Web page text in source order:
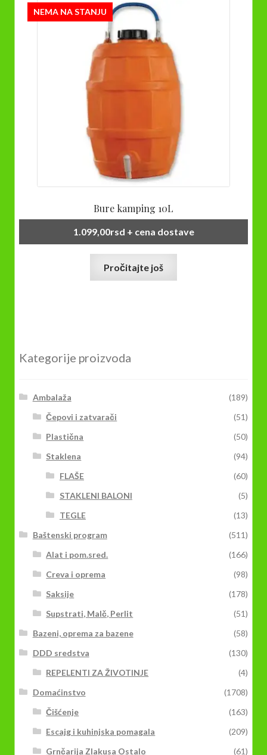
NEMA NA STANJU
Bure kamping 10L
1.099,00rsd + cena dostave
Pročitajte još
Kategorije proizvoda
Ambalaža
(189)
Čepovi i zatvarači
(51)
Plastična
(50)
Staklena
(94)
FLAŠE
(60)
STAKLENI BALONI
(5)
TEGLE
(13)
Baštenski program
(511)
Alat i pom.sred.
(166)
Creva i oprema
(98)
Saksije
(178)
Supstrati, Malč, Perlit
(51)
Bazeni, oprema za bazene
(58)
DDD sredstva
(130)
REPELENTI ZA ŽIVOTINJE
(4)
Domaćinstvo
(1708)
Čišćenje
(163)
Escajg i kuhinjska pomagala
(209)
Grnčarija Zlakusa Ostalo
(61)